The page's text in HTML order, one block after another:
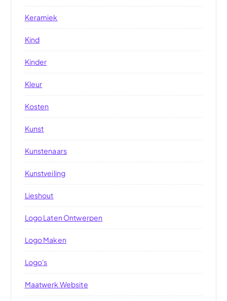
Keramiek
Kind
Kinder
Kleur
Kosten
Kunst
Kunstenaars
Kunstveiling
Lieshout
Logo Laten Ontwerpen
Logo Maken
Logo's
Maatwerk Website